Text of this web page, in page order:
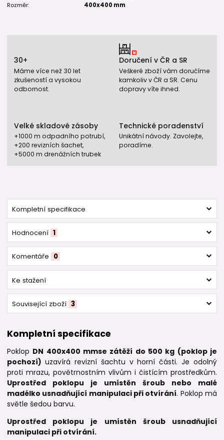
Rozměr:
400x400 mm
30+
Máme více než 30 let
zkušeností a vysokou
odbornost.
Doručení v ČR a SR
Veškeré zboží vám doručíme
kamkoliv v ČR a SR. Cenu
dopravy víte ihned.
Velké skladové zásoby
+1000 m odpadního potrubí,
+200 revizních šachet,
+5000 m drenážních trubek
Technické poradenství
Unikátní návody. Zavolejte,
poradíme.
Kompletní specifikace
Hodnocení 1
Komentáře 0
Ke stažení
Související zboží 3
Kompletní specifikace
Poklop DN 400x400 mmse zátěží do 500 kg (poklop je
pochozí) uzavírá revizní šachtu v horní části. Je odolný
proti mrazu, povětrnostním vlivům i čistícím prostředkům.
Uprostřed poklopu je umístěn šroub nebo malé
madélko usnadňující manipulaci při otvírání. Poklop má
světle šedou barvu.
Uprostřed poklopu je umístěn šroub usnadňující
manipulaci při otvírání.